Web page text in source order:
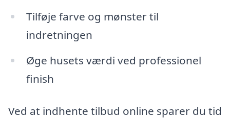
Tilføje farve og mønster til
indretningen
Øge husets værdi ved professionel
finish
Ved at indhente tilbud online sparer du tid